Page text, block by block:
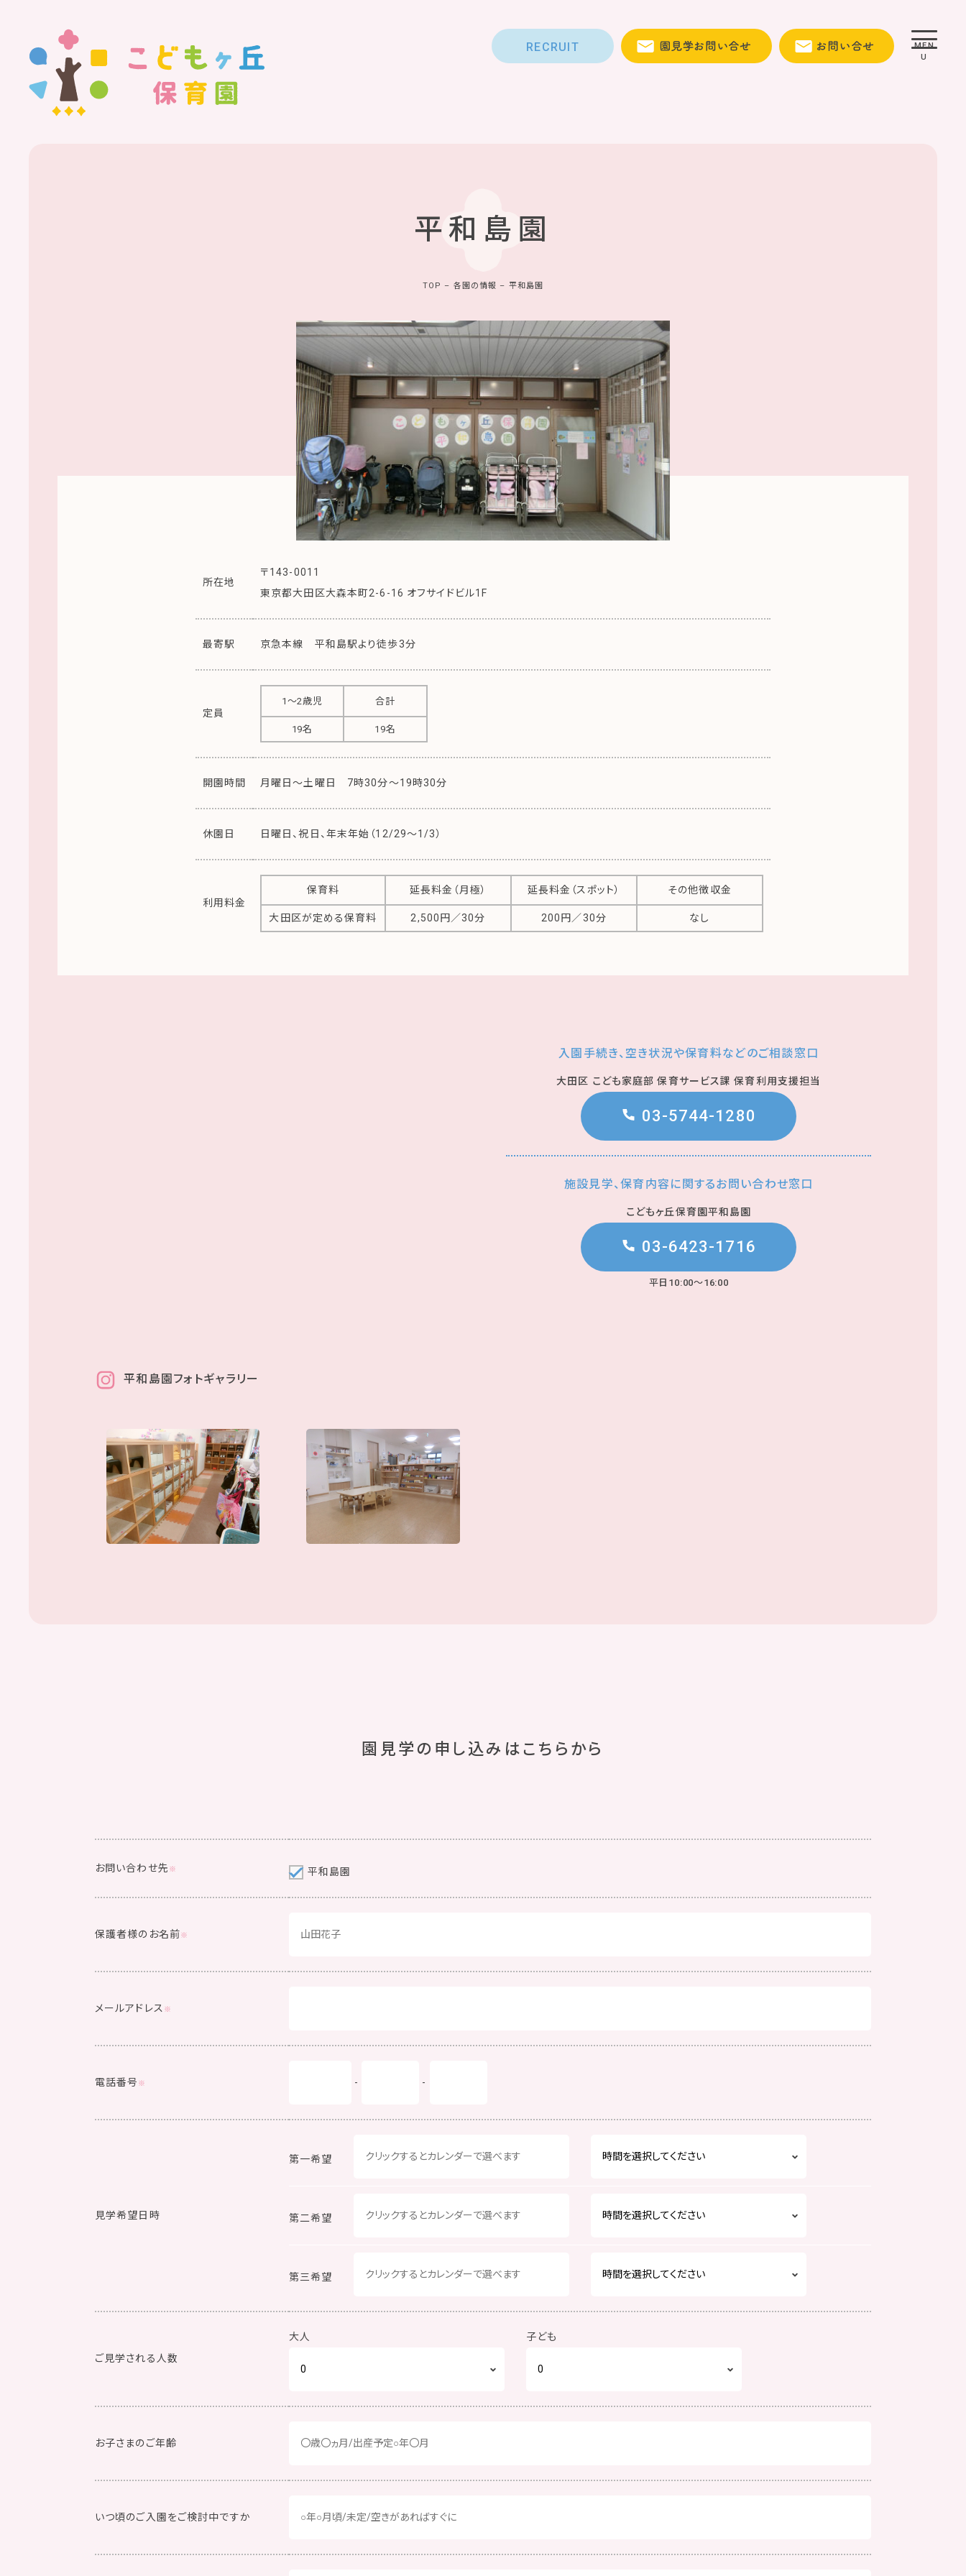
MEN
U
RECRUIT
平和島園
TOP – 各園の情報 – 平和島園
所在地
〒143-0011
東京都大田区大森本町2-6-16 オフサイドビル1F
最寄駅 京急本線 平和島駅より徒歩3分
定員
1〜2歳児
19名
合計
19名
開園時間 月曜日～土曜日 7時30分～19時30分
休園日 日曜日、祝日、年末年始（12/29～1/3）
利用料金
保育料
大田区が定める保育料
延長料金（月極）
2,500円／30分
延長料金（スポット）
200円／30分
その他徴収金
なし
入園手続き、空き状況や保育料などのご相談窓口
大田区 こども家庭部 保育サービス課 保育利用支援担当
03-5744-1280
施設見学、保育内容に関するお問い合わせ窓口
こどもヶ丘保育園平和島園
03-6423-1716
平日10:00～16:00
平和島園フォトギャラリー
園見学の申し込みはこちらから
お問い合わせ先 平和島園
保護者様のお名前
メールアドレス
電話番号 - -
見学希望日時
第一希望
第二希望
第三希望
ご見学される人数
大人 子ども
お子さまのご年齢
いつ頃のご入園をご検討中ですか